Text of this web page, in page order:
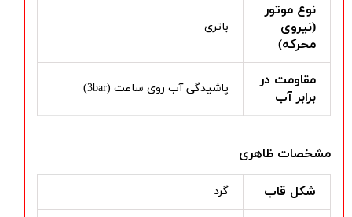
نوع موتور
(نیروی
محرکه)
باتری
مقاومت در
برابر آب
پاشیدگی آب روی ساعت (3bar)
مشخصات ظاهری
شکل قاب گرد